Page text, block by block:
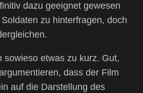
dazu geeignet gewesen
zu hinterfragen, doch
sowieso etwas zu kurz. Gut,
dass der Film
auf die Darstellung des